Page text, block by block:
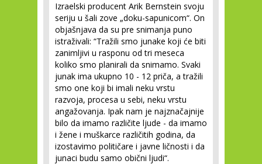
Izraelski producent Arik Bernstein svoju
seriju u šali zove „doku-sapunicom“. On
objašnjava da su pre snimanja puno
istraživali: “Tražili smo junake koji će biti
zanimljivi u rasponu od tri meseca
koliko smo planirali da snimamo. Svaki
junak ima ukupno 10 - 12 priča, a tražili
smo one koji bi imali neku vrstu
razvoja, procesa u sebi, neku vrstu
angažovanja. Ipak nam je najznačajnije
bilo da imamo različite ljude - da imamo
i žene i muškarce različitih godina, da
izostavimo političare i javne ličnosti i da
junaci budu samo obični ljudi“.